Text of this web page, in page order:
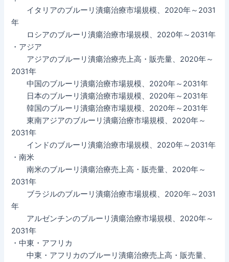
イタリアのブルーリ潰瘍治療市場規模、2020年～2031
年
ロシアのブルーリ潰瘍治療市場規模、2020年～2031年
・アジア
アジアのブルーリ潰瘍治療売上高・販売量、2020年～
2031年
中国のブルーリ潰瘍治療市場規模、2020年～2031年
日本のブルーリ潰瘍治療市場規模、2020年～2031年
韓国のブルーリ潰瘍治療市場規模、2020年～2031年
東南アジアのブルーリ潰瘍治療市場規模、2020年～
2031年
インドのブルーリ潰瘍治療市場規模、2020年～2031年
・南米
南米のブルーリ潰瘍治療売上高・販売量、2020年～
2031年
ブラジルのブルーリ潰瘍治療市場規模、2020年～2031
年
アルゼンチンのブルーリ潰瘍治療市場規模、2020年～
2031年
・中東・アフリカ
中東・アフリカのブルーリ潰瘍治療売上高・販売量、